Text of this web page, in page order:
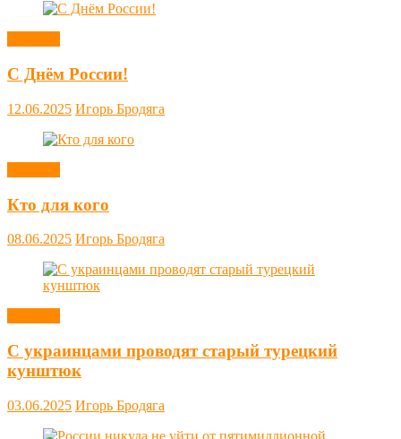
С Днём России!
12.06.2025 Игорь Бродяга
Кто для кого
08.06.2025 Игорь Бродяга
С украинцами проводят старый турецкий
кунштюк
03.06.2025 Игорь Бродяга